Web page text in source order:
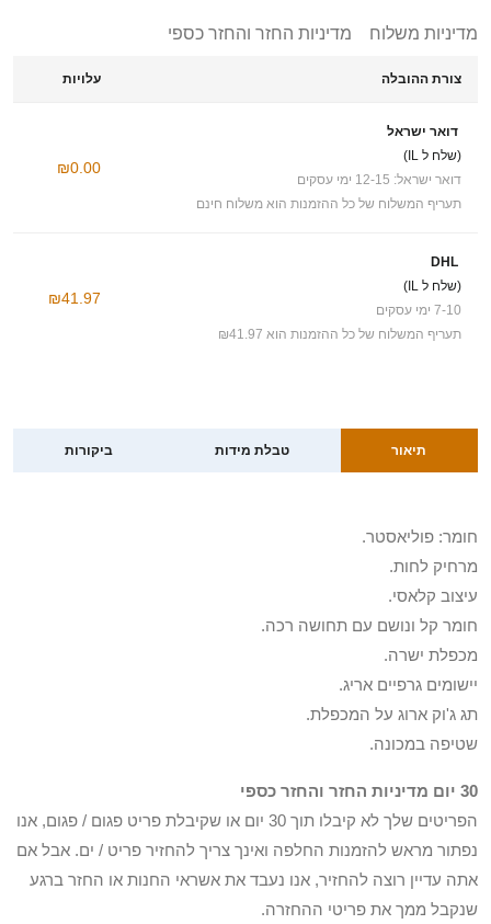
מדיניות משלוח מדיניות החזר והחזר כספי
צורת ההובלה עלויות
דואר ישראל
(שלח ל IL)
דואר ישראל: 12-15 ימי עסקים
תעריף המשלוח של כל ההזמנות הוא משלוח חינם
₪0.00
DHL
(שלח ל IL)
7-10 ימי עסקים
תעריף המשלוח של כל ההזמנות הוא ₪41.97
₪41.97
תיאור טבלת מידות ביקורות
חומר: פוליאסטר.
מרחיק לחות.
עיצוב קלאסי.
חומר קל ונושם עם תחושה רכה.
מכפלת ישרה.
יישומים גרפיים אריג.
תג ג'וק ארוג על המכפלת.
שטיפה במכונה.
30 יום מדיניות החזר והחזר כספי
הפריטים שלך לא קיבלו תוך 30 יום או שקיבלת פריט פגום / פגום, אנו
נפתור מראש להזמנות החלפה ואינך צריך להחזיר פריט / ים. אבל אם
אתה עדיין רוצה להחזיר, אנו נעבד את אשראי החנות או החזר ברגע
שנקבל ממך את פריטי ההחזרה.